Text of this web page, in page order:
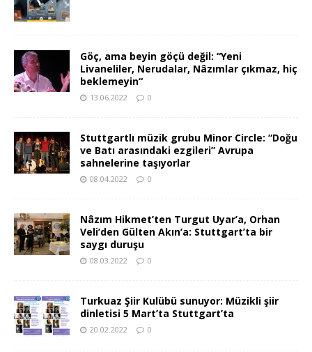
Göç, ama beyin göçü değil: “Yeni
Livaneliler, Nerudalar, Nâzımlar çıkmaz, hiç
beklemeyin“
13.06.2022 0
Stuttgartlı müzik grubu Minor Circle: “Doğu
ve Batı arasındaki ezgileri” Avrupa
sahnelerine taşıyorlar
08.04.2022 0
Nâzım Hikmet’ten Turgut Uyar’a, Orhan
Veli’den Gülten Akın’a: Stuttgart’ta bir
saygı duruşu
08.03.2022 0
Turkuaz Şiir Kulübü sunuyor: Müzikli şiir
dinletisi 5 Mart’ta Stuttgart’ta
20.02.2022 0